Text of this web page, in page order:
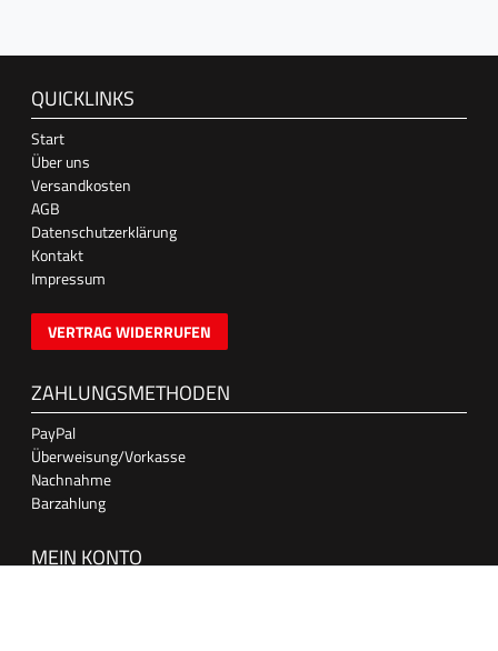
QUICKLINKS
Start
Über uns
Versandkosten
AGB
Datenschutzerklärung
Kontakt
Impressum
VERTRAG WIDERRUFEN
ZAHLUNGSMETHODEN
PayPal
Überweisung/Vorkasse
Nachnahme
Barzahlung
MEIN KONTO